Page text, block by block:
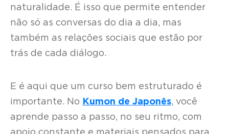
naturalidade. É isso que permite entender
não só as conversas do dia a dia, mas
também as relações sociais que estão por
trás de cada diálogo.
E é aqui que um curso bem estruturado é
importante. No Kumon de Japonês, você
aprende passo a passo, no seu ritmo, com